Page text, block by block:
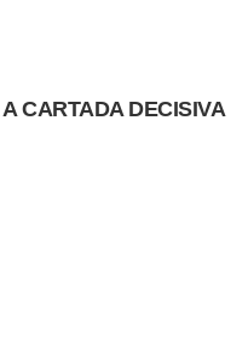
CARTADA DECISIVA